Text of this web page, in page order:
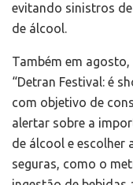
evitando sinistros
de álcool.
Também em
“Detran Festival: é
com objetivo de
alertar sobre a
de álcool e escolher
seguras, como o